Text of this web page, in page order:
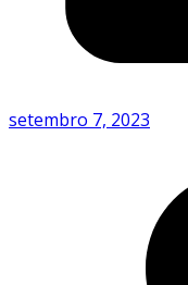
setembro 7, 2023